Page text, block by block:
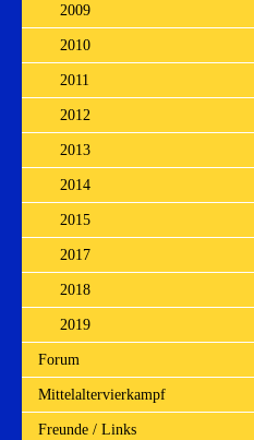
2009
2010
2011
2012
2013
2014
2015
2017
2018
2019
Forum
Mittelaltervierkampf
Freunde / Links